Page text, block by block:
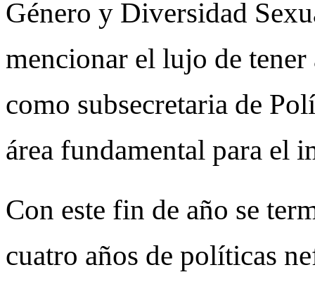
Género y Diversidad
mencionar el lujo de
como subsecretaria de
área fundamental para el
Con este fin de año se
cuatro años de políticas